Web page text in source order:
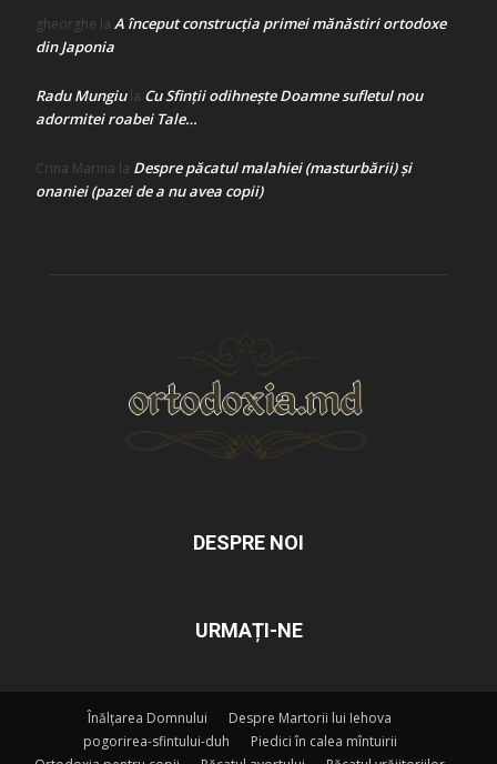
gheorghe la A început construcţia primei mănăstiri ortodoxe
din Japonia
Radu Mungiula Cu Sfinții odihnește Doamne sufletul nou
adormitei roabei Tale…
Crina Marina la Despre păcatul malahiei (masturbării) şi
onaniei (pazei de a nu avea copii)
DESPRE NOI
URMAȚI-NE
Înălțarea Domnului
Despre Martorii lui Iehova
pogorirea-sfintului-duh
Piedici în calea mîntuirii